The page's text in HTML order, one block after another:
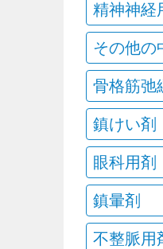
精神神経
その他の
骨格筋弛
鎮けい剤
眼科用剤
鎮暈剤
不整脈用